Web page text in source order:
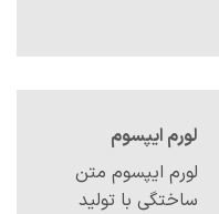
لورم ایپسوم
لورم ایپسوم متن
ساختگی با تولید